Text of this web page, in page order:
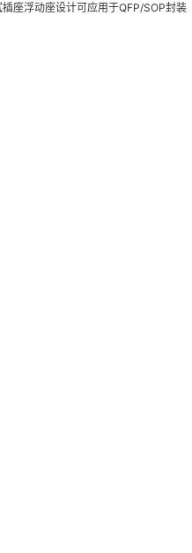
插座浮动座设计可应用于QFP/SOP封装